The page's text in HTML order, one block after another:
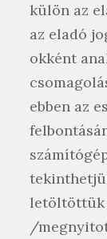
külön az
az eladó
okként
ebben az
letöltöttük
/